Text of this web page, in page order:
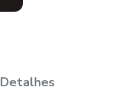
Detalhes